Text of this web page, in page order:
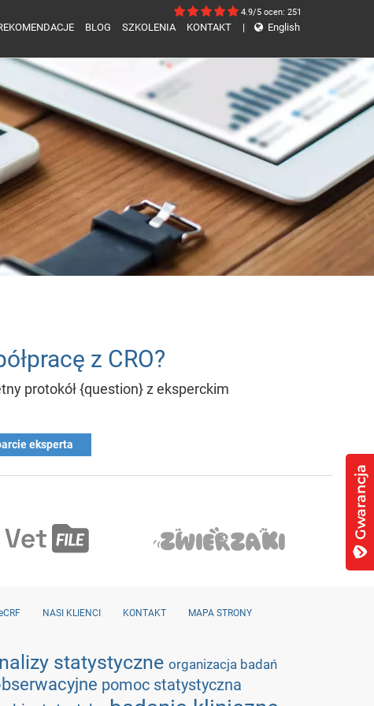
4.9/5 ocen: 251
BLOG SZKOLENIA KONTAKT | English
z CRO?
protokół {question} z eksperckim
eksperta
NASI KLIENCI KONTAKT MAPA STRONY
statystyczne organizacja badań
pomoc statystyczna